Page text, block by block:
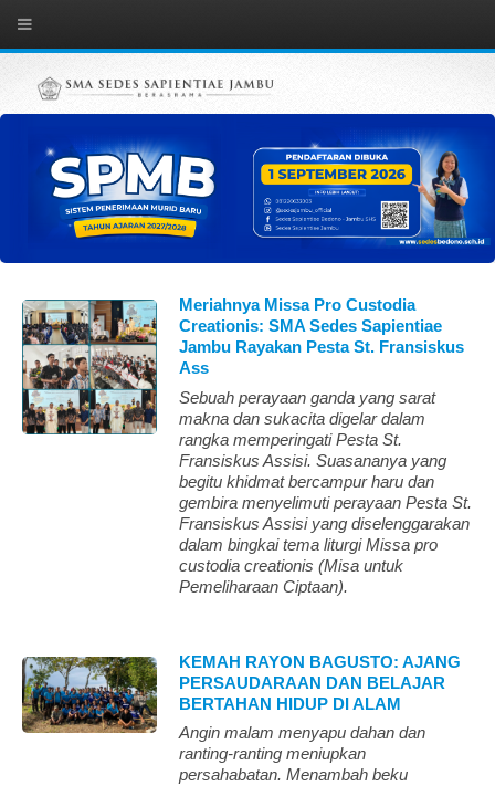
Meriahnya Missa Pro Custodia
Creationis: SMA Sedes Sapientiae
Jambu Rayakan Pesta St. Fransiskus
Ass
Sebuah perayaan ganda yang sarat
makna dan sukacita digelar dalam
rangka memperingati Pesta St.
Fransiskus Assisi. Suasananya yang
begitu khidmat bercampur haru dan
gembira menyelimuti perayaan Pesta St.
Fransiskus Assisi yang diselenggarakan
dalam bingkai tema liturgi Missa pro
custodia creationis (Misa untuk
Pemeliharaan Ciptaan).
KEMAH RAYON BAGUSTO: AJANG
PERSAUDARAAN DAN BELAJAR
BERTAHAN HIDUP DI ALAM
Angin malam menyapu dahan dan
ranting-ranting meniupkan
persahabatan. Menambah beku